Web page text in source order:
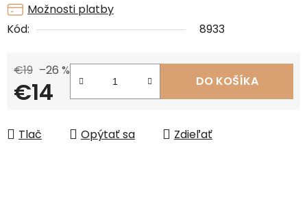
Možnosti platby
Kód:
8933
€19 –26 %
€14 DO KOŠÍKA
Tlač Opýtať sa Zdieľať